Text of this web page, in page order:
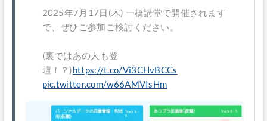
2025年7月17日(木) 一橋講堂で開催されます
で、ぜひご参加ご検討ください。
(裏ではあの人も登
壇！？)https://t.co/Vi3CHvBCCs
pic.twitter.com/w66AMVIsHm